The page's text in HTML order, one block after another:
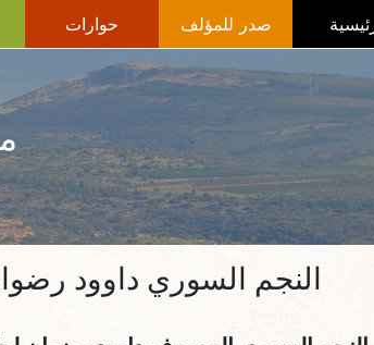
صدر للمؤلف حوارات
النجم السوري داوود